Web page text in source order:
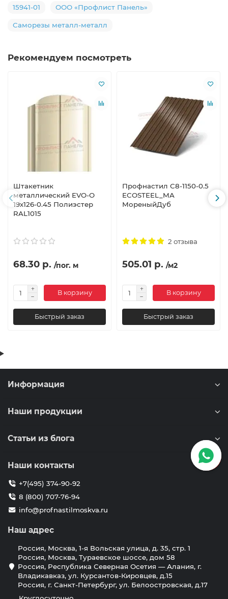
15941-01 ООО «Профлист Панель»
Саморезы металл-металл
Рекомендуем посмотреть
Штакетник
металлический EVO-O
19х126-0.45 Полиэстер
RAL1015
68.30 р. /пог. м
В корзину
Быстрый заказ
Профнастил С8-1150-0.5
ECOSTEEL_MA
МореныйДуб
2 отзыва
505.01 р. /м2
В корзину
Быстрый заказ
Информация
Наши продукции
Статьи из блога
Наши контакты
+7(495) 374-90-92
8 (800) 707-76-94
info@profnastilmoskva.ru
Наш адрес
Россия, Москва, 1-я Вольская улица, д. 35, стр. 1
Россия, Москва, Тураевское шоссе, дом 58
Россия, Республика Северная Осетия — Алания, г.
Владикавказ, ул. Курсантов-Кировцев, д.15
Россия, г. Санкт-Петербург, ул. Белоостровская, д.17